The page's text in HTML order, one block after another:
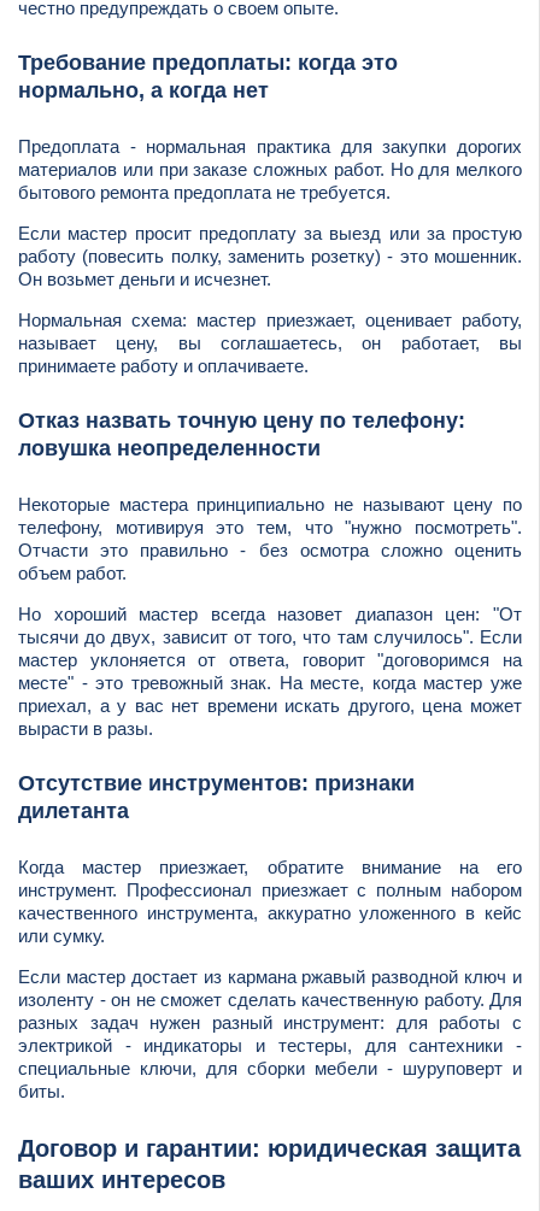
честно предупреждать о своем опыте.
Требование предоплаты: когда это
нормально, а когда нет
Предоплата - нормальная практика для закупки дорогих
материалов или при заказе сложных работ. Но для мелкого
бытового ремонта предоплата не требуется.
Если мастер просит предоплату за выезд или за простую
работу (повесить полку, заменить розетку) - это мошенник.
Он возьмет деньги и исчезнет.
Нормальная схема: мастер приезжает, оценивает работу,
называет цену, вы соглашаетесь, он работает, вы
принимаете работу и оплачиваете.
Отказ назвать точную цену по телефону:
ловушка неопределенности
Некоторые мастера принципиально не называют цену по
телефону, мотивируя это тем, что "нужно посмотреть".
Отчасти это правильно - без осмотра сложно оценить
объем работ.
Но хороший мастер всегда назовет диапазон цен: "От
тысячи до двух, зависит от того, что там случилось". Если
мастер уклоняется от ответа, говорит "договоримся на
месте" - это тревожный знак. На месте, когда мастер уже
приехал, а у вас нет времени искать другого, цена может
вырасти в разы.
Отсутствие инструментов: признаки
дилетанта
Когда мастер приезжает, обратите внимание на его
инструмент. Профессионал приезжает с полным набором
качественного инструмента, аккуратно уложенного в кейс
или сумку.
Если мастер достает из кармана ржавый разводной ключ и
изоленту - он не сможет сделать качественную работу. Для
разных задач нужен разный инструмент: для работы с
электрикой - индикаторы и тестеры, для сантехники -
специальные ключи, для сборки мебели - шуруповерт и
биты.
Договор и гарантии: юридическая защита
ваших интересов